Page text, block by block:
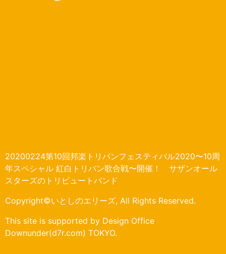
20200224第10回邦楽トリバンフェスティバル2020〜10周
年スペシャル 紅白トリバン歌合戦〜開催！ サザンオール
スターズのトリビュートバンド
Copyright©いとしのエリーズ, All Rights Reserved.
This site is supported by Design Office
Downunder(d7r.com) TOKYO.